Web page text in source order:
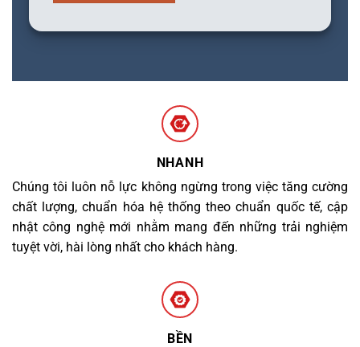
NHANH
Chúng tôi luôn nỗ lực không ngừng trong việc tăng cường
chất lượng, chuẩn hóa hệ thống theo chuẩn quốc tế, cập
nhật công nghệ mới nhằm mang đến những trải nghiệm
tuyệt vời, hài lòng nhất cho khách hàng.
BỀN